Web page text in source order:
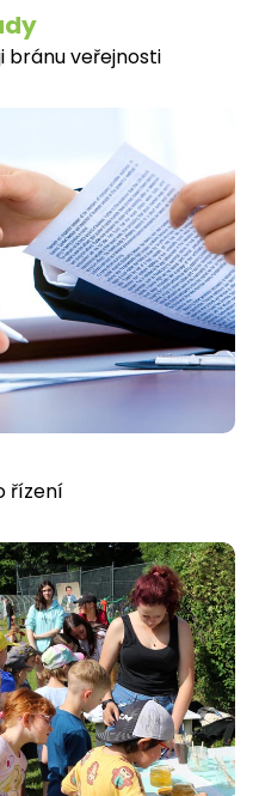
bránu veřejnosti
řízení